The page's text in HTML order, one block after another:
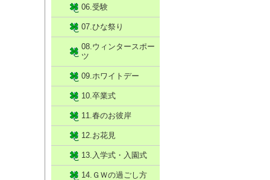
06.受験
07.ひな祭り
08.ウィンタースポー
ツ
09.ホワイトデー
10.卒業式
11.春のお彼岸
12.お花見
13.入学式・入園式
14.ＧＷの過ごし方